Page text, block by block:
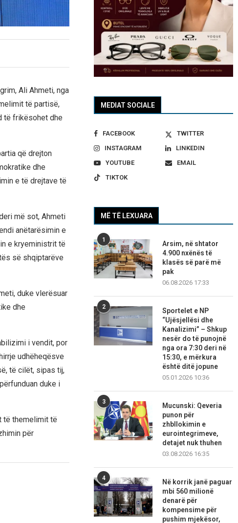
Ali Ahmeti, nga
të partisë,
të frikësohet dhe
që drejton
dhe
e të drejtave të
më sot, Ahmeti
anëtarësimin e
e kryeministrit të
së shqiptarëve
duke vlerësuar
dhe
i vendit, por
udhëheqësve
të cilët, sipas tij,
duke i
të themelimit të
për
MEDIAT SOCIALE
FACEBOOK
TWITTER
INSTAGRAM
LINKEDIN
YOUTUBE
EMAIL
TIKTOK
MË TË LEXUARA
1
Arsim, në shtator
4.900 nxënës të
klasës së parë më
pak
06.08.2026 17:33
2
Sportelet e NP
“Ujësjellësi dhe
Kanalizimi” – Shkup
nesër do të punojnë
nga ora 7:30 deri në
15:30, e mërkura
është ditë jopune
05.01.2026 10:36
3
Mucunski: Qeveria
punon për
zhbllokimin e
eurointegrimeve,
detajet nuk thuhen
03.08.2026 16:35
4
Në korrik janë paguar
mbi 560 milionë
denarë për
kompensime për
pushim mjekësor,